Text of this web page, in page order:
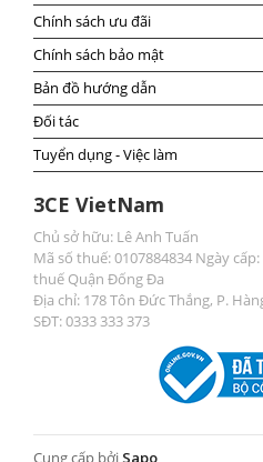
Chính sách ưu đãi
Chính sách bảo mật
Bản đồ hướng dẫn
Đối tác
Tuyển dụng - Việc làm
3CE VietNam
Chủ sở hữu: Lê Anh Tuấn
Mã số thuế: 0107884834 Ngày
thuế Quận Đống Đa
Địa chỉ: 178 Tôn Đức Thắng, P.
SĐT: 0333 333 373
Cung cấp bởi Sapo